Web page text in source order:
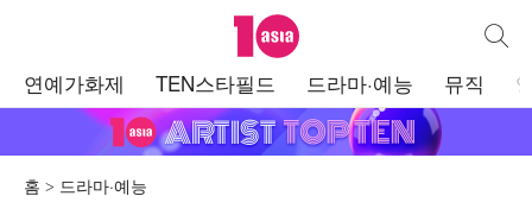
텐아시아 통합
연예가화제 TEN스타필드 드라마·예능 뮤직
홈 드라마·예능